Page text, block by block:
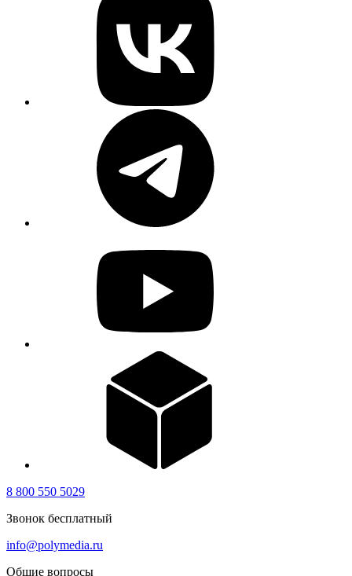
8 800 550 5029
Звонок бесплатный
info@polymedia.ru
Общие вопросы